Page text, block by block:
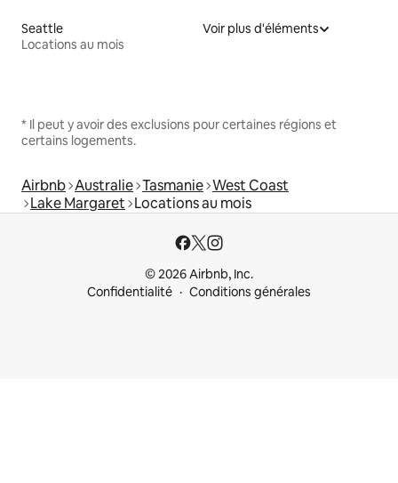
Seattle
Locations au mois
Voir plus d'éléments
* Il peut y avoir des exclusions pour certaines régions et
certains logements.
Airbnb Australie Tasmanie West Coast
Lake Margaret Locations au mois
© 2026 Airbnb, Inc.
Confidentialité
Conditions générales